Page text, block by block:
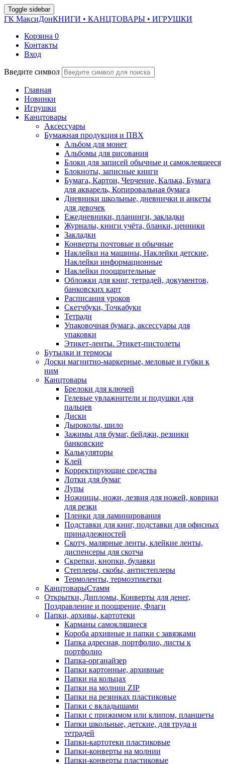
Toggle sidebar
ГК МаксиДонКНИГИ • КАНЦТОВАРЫ • ИГРУШКИ
Корзина 0
Контакты
Вход
Введите символ
Главная
Новинки
Игрушки
Канцтовары
Аксессуары
Бумажная продукция и ПВХ
Альбом для монет
Альбомы для рисования
Блоки для записей обычные и самоклеящееся
Блокноты, записные книги
Бумага, Картон, Черчение, Калька, Бумага
для акварель, Копировальная бумага
Дневники школьные, дневнички и анкеты
для девочек
Ежедневники, планинги, закладки
Журналы, книги учёта, бланки, ценники
Закладки
Конверты почтовые и обычные
Наклейки на машины, Наклейки детские,
Наклейки информационные
Наклейки поощрительные
Обложки для книг, тетрадей, документов,
банковских карт
Расписания уроков
Скетчбуки, Точкабуки
Тетради
Упаковочная бумага, аксессуары для
упаковки
Этикет-ленты. Этикет-пистолеты
Бутылки и термосы
Доски магнитно-маркерные, меловые и губки к
ним
Канцтовары
Брелоки для ключей
Гелевые увлажнители и подушки для
пальцев
Диски
Дыроколы, шило
Зажимы для бумаг, бейджи, резинки
банковские
Калькуляторы
Клей
Корректирующие средства
Лотки для бумаг
Лупы
Ножницы, ножи, лезвия для ножей, коврики
для резки
Пленки для ламинирования
Подставки для книг, подставки для офисных
принадлежностей
Скотч, малярные ленты, клейкие ленты,
диспенсеры для скотча
Скрепки, кнопки, булавки
Степлеры, скобы, антистеплеры
Термоленты, термоэтикетки
КанцтоварыСтамм
Открытки, Дипломы, Конверты для денег,
Поздравление и поощрение, Флаги
Папки, архивы, картотеки
Карманы самоклящиеся
Короба архивные и папки с завязками
Папка адресная, портфолио, листы к
портфолио
Папка-органайзер
Папки картонные, архивные
Папки на кольцах
Папки на молнии ZIP
Папки на резинках пластиковые
Папки с вкладышами
Папки с прижимом или клипом, планшеты
Папки школьные, детские, для труда и
тетрадей
Папки-картотеки пластиковые
Папки-конверты на молнии
Папки-конверты пластиковые